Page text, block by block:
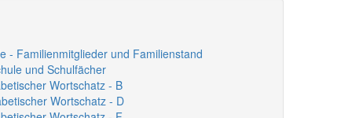
- Familienmitglieder und Familienstand
und Schulfächer
Wortschatz - B
Wortschatz - D